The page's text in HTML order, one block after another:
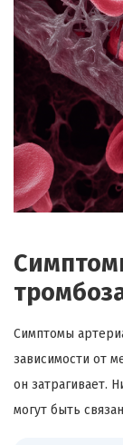
Симптомы
зависимости от
он затрагивает.
могут быть